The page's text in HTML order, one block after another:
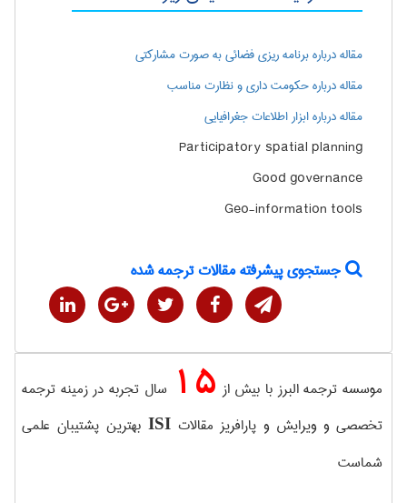
مقاله درباره برنامه ریزی فضائی به صورت مشارکتی
مقاله درباره حکومت داری و نظارت مناسب
مقاله درباره ابزار اطلاعات جغرافیایی
Participatory spatial planning
Good governance
Geo-information tools
جستجوی پیشرفته مقالات ترجمه شده
موسسه ترجمه البرز با بیش از 15 سال تجربه در زمینه ترجمه
تخصصی و ویرایش و پارافریز مقالاتISI بهترین پشتیبان علمی
شماست